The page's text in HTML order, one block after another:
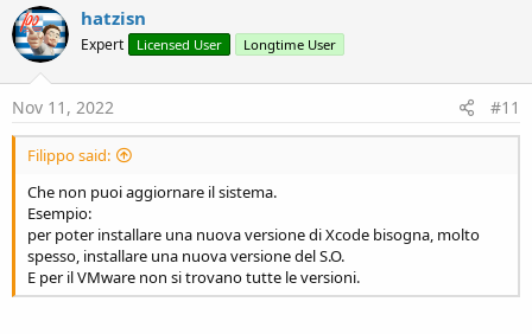
hatzisn
Expert Licensed User Longtime User
Nov 11, 2022 #11
Filippo said:
Che non puoi aggiornare il sistema.
Esempio:
per poter installare una nuova versione di Xcode bisogna, molto
spesso, installare una nuova versione del S.O.
E per il VMware non si trovano tutte le versioni.